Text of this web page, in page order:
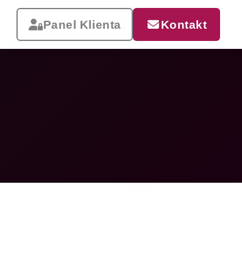
Panel Klienta Kontakt